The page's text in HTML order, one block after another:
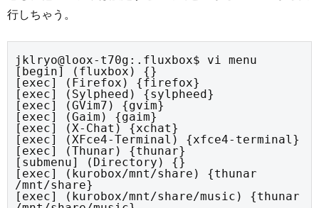
行しちゃう。
jklryo@loox-t70g:.fluxbox$ vi menu
[begin] (fluxbox) {}
[exec] (Firefox) {firefox}
[exec] (Sylpheed) {sylpheed}
[exec] (GVim7) {gvim}
[exec] (Gaim) {gaim}
[exec] (X-Chat) {xchat}
[exec] (XFce4-Terminal) {xfce4-terminal}
[exec] (Thunar) {thunar}
[submenu] (Directory) {}
[exec] (kurobox/mnt/share) {thunar
/mnt/share}
[exec] (kurobox/mnt/share/music) {thunar